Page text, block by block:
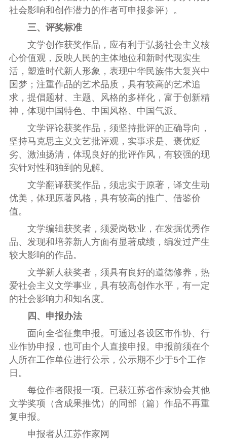
社会影响和创作潜力的作者可申报参评）。
三、评奖标准
文学创作获奖作品，应有利于弘扬社会主义核
心价值观，反映人民的主体地位和新时代现实生
活，塑造时代新人形象，表现中华民族伟大复兴中
国梦；注重作品的艺术品质，具有较高的艺术追
求，提倡题材、 主题、风格的多样化，富于创新精
神，体现中国特色、中国风格、中国气派。
文学评论获奖作品，须坚持批评的正确导向，
坚持马克思主义文艺批评观，实事求是、 褒优贬
劣、 激浊扬清，体现良好的批评作风，有较强的现
实针对性和独到的见解。
文学翻译获奖作品，须忠实于原著，译文生动
优美，体现原著风格，具有较高的推广、借鉴价
值。
文学编辑获奖者，须爱岗敬业，在发掘优秀作
品、发现和培养新人方面有显著成绩，编发过产生
较大影响的作品。
文学新人获奖者，须具有良好的道德修养，热
爱社会主义文学事业，具有较高创作水平，有一定
的社会影响力和知名度。
四、申报办法
面向全省征集申报。可通过各设区市作协、行
业作协申报，也可由个人直接申报。 申报前须在个
人所在工作单位进行公示，公示期不少于5个工作
日。
每位作者限报一项。已获江苏省作家协会其他
文学奖项 （含成果推优） 的同部（篇）作品不再重
复申报。
申报者从江苏作家网